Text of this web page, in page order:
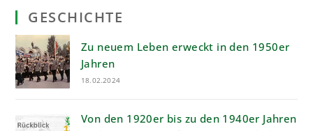
GESCHICHTE
Zu neuem Leben erweckt in den 1950er
Jahren
18.02.2024
Von den 1920er bis zu den 1940er Jahren